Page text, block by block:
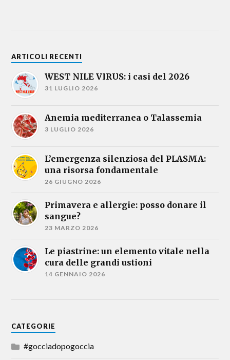
ARTICOLI RECENTI
WEST NILE VIRUS: i casi del 2026
31 LUGLIO 2026
Anemia mediterranea o Talassemia
3 LUGLIO 2026
L’emergenza silenziosa del PLASMA:
una risorsa fondamentale
26 GIUGNO 2026
Primavera e allergie: posso donare il
sangue?
23 MARZO 2026
Le piastrine: un elemento vitale nella
cura delle grandi ustioni
14 GENNAIO 2026
CATEGORIE
#gocciadopogoccia